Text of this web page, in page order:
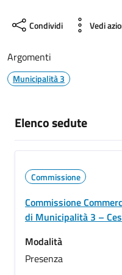
Condividi Vedi
Argomenti
Municipalità 3
Elenco sedute
Commissione
Commissione
di Municipalità 3 –
Modalità
Presenza